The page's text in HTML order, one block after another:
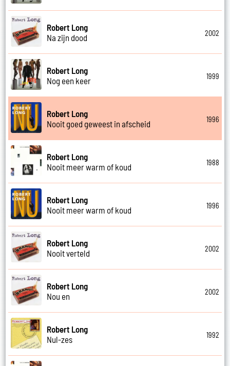
Robert Long
Na zijn dood
2002
Robert Long
Nog een keer
1999
Robert Long
Nooit goed geweest in afscheid
1996
Robert Long
Nooit meer warm of koud
1988
Robert Long
Nooit meer warm of koud
1996
Robert Long
Nooit verteld
2002
Robert Long
Nou en
2002
Robert Long
Nul-zes
1992